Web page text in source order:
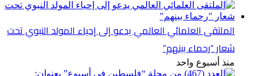
الملتقى العلمائي العالمي يدعو إلى إحياء المولد النبوي تحت
شعار “رحماء بينهم”
منذ أسبوع واحد